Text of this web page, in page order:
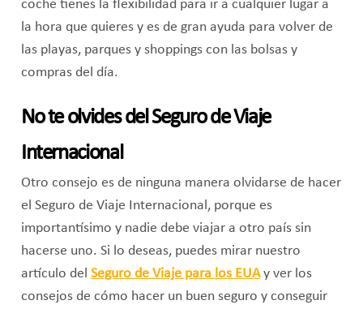
coche tienes la flexibilidad para ir a cualquier lugar a
la hora que quieres y es de gran ayuda para volver de
las playas, parques y shoppings con las bolsas y
compras del día.
No te olvides del Seguro de Viaje
Internacional
Otro consejo es de ninguna manera olvidarse de hacer
el Seguro de Viaje Internacional, porque es
importantísimo y nadie debe viajar a otro país sin
hacerse uno. Si lo deseas, puedes mirar nuestro
artículo del Seguro de Viaje para los EUAy ver los
consejos de cómo hacer un buen seguro y conseguir